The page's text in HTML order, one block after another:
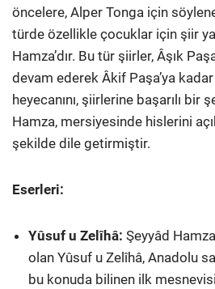
öncelere, Alper Tonga için
türde özellikle çocuklar için şiir
Hamza’dır. Bu tür şiirler, Âşık
devam ederek Âkif Paşa’ya kadar
heyecanını, şiirlerine başarılı bir
Hamza, mersiyesinde hislerini
şekilde dile getirmiştir.
Eserleri:
Yûsuf u Zelîhâ: Şeyyâd
olan Yûsuf u Zelîhâ, Anadolu
bu konuda bilinen ilk